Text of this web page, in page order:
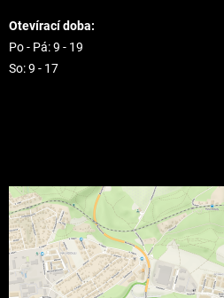
Otevírací doba:
Po - Pá: 9 - 19
So: 9 - 17